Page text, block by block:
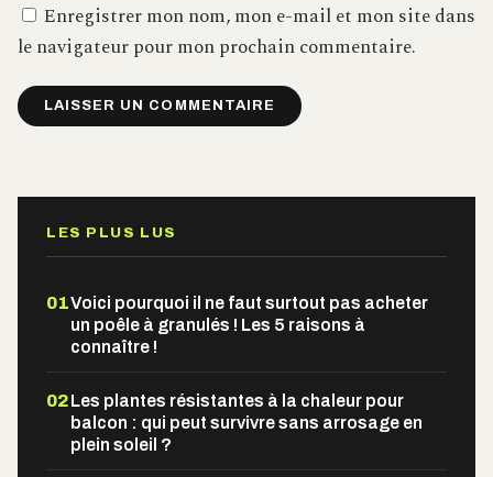
Enregistrer mon nom, mon e-mail et mon site dans
le navigateur pour mon prochain commentaire.
LES PLUS LUS
01Voici pourquoi il ne faut surtout pas acheter
un poêle à granulés ! Les 5 raisons à
connaître !
02Les plantes résistantes à la chaleur pour
balcon : qui peut survivre sans arrosage en
plein soleil ?